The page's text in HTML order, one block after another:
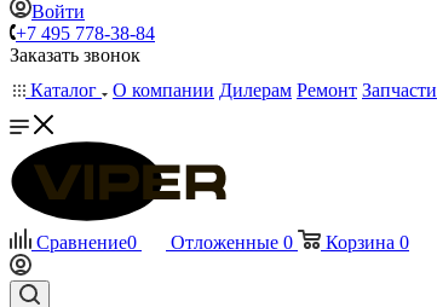
Войти
+7 495 778-38-84
Заказать звонок
Каталог
О компании Дилерам Ремонт Запчасти
Сравнение0 Отложенные 0 Корзина 0